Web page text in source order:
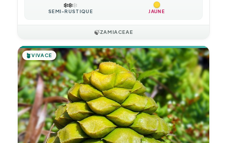
❄️❄️❄️
SEMI-RUSTIQUE JAUNE
🍃ZAMIACEAE
🪴VIVACE